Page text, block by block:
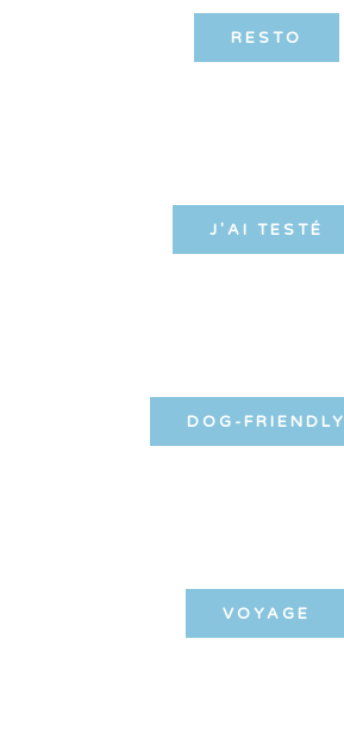
RESTO
J'AI TESTÉ
DOG-FRIENDLY
VOYAGE